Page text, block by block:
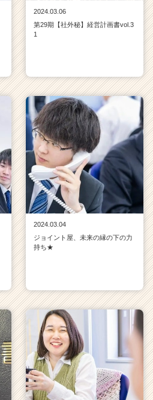
2024.03.06
第29期【社外秘】経営計画書vol.3
1
2024.03.04
ジョイント屋、未来の縁の下の力
持ち★